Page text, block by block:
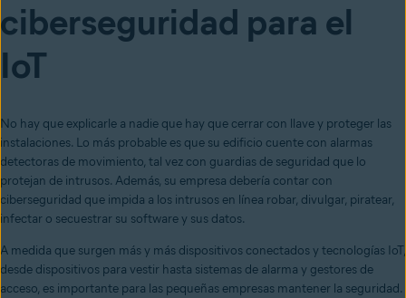
ciberseguridad para el
IoT
No hay que explicarle a nadie que hay que cerrar con llave y proteger las
instalaciones. Lo más probable es que su edificio cuente con alarmas
detectoras de movimiento, tal vez con guardias de seguridad que lo
protejan de intrusos. Además, su empresa debería contar con
ciberseguridad que impida a los intrusos en línea robar, divulgar, piratear,
infectar o secuestrar su software y sus datos.
A medida que surgen más y más dispositivos conectados y tecnologías IoT,
desde dispositivos para vestir hasta sistemas de alarma y gestores de
acceso, es importante para las pequeñas empresas mantener la seguridad.